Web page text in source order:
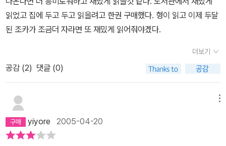
읽었고 집에 두고 두고 읽을려고 한권 구매했다. 형이 읽고 이제 두달
된 조카가 조금더 자라면 또 재밌게 읽어줘야겠다.
더보기
공감 (2) 댓글 (0)
yiyore 2005-04-20